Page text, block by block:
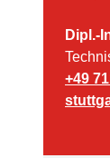
Dipl.-
+49